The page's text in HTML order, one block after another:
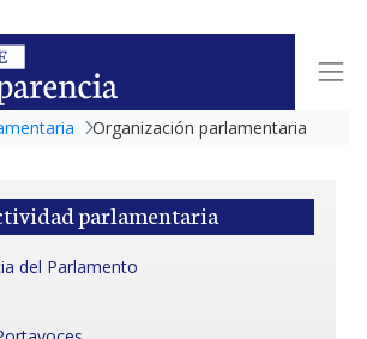
Organización parlamentaria
parlamentaria
del Parlamento